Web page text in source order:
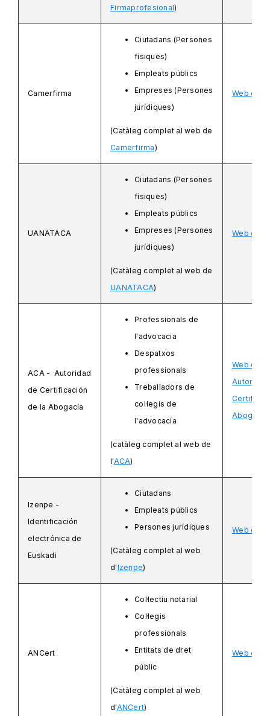
Firmaprofesional)
Camerfirma
Ciutadans (Persones
físiques)
Empleats públics
Empreses (Persones
jurídiques)
(Catàleg complet al web de
Camerfirma)
Web de
UANATACA
Ciutadans (Persones
físiques)
Empleats públics
Empreses (Persones
jurídiques)
(Catàleg complet al web de
UANATACA)
Web de
ACA - Autoridad
de Certificación
de la Abogacía
Professionals de
l'advocacia
Despatxos
professionals
Treballadors de
col·legis de
l'advocacia
(catàleg complet al web de
l'ACA)
Web de
Abogacía
Izenpe -
Identificación
electrónica de
Euskadi
Ciutadans
Empleats públics
Persones jurídiques
(Catàleg complet al web
d'Izenpe)
Web
ANCert
Col·lectiu notarial
Col·legis
professionals
Entitats de dret
públic
(Catàleg complet al web
d'ANCert)
Web